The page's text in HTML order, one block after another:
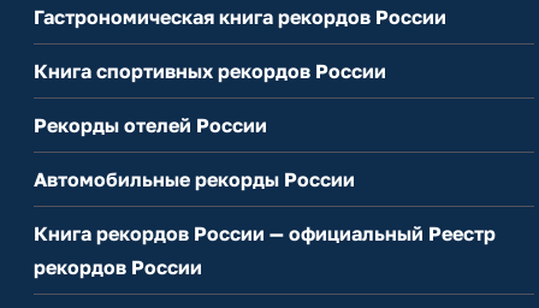
Гастрономическая книга рекордов России
Книга спортивных рекордов России
Рекорды отелей России
Автомобильные рекорды России
Книга рекордов России — официальный Реестр
рекордов России